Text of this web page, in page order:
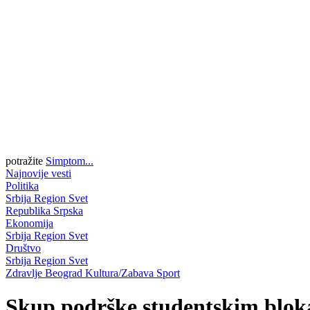
potražite Simptom...
Najnovije vesti
Politika
Srbija Region Svet
Republika Srpska
Ekonomija
Srbija Region Svet
Društvo
Srbija Region Svet
Zdravlje Beograd Kultura/Zabava Sport